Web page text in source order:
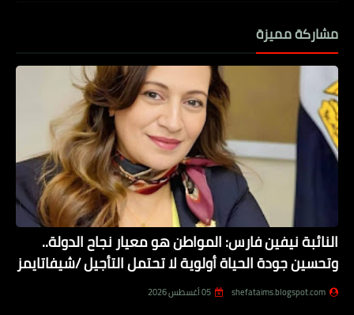
مشاركة مميزة
النائبة نيفين فارس: المواطن هو معيار نجاح الدولة..
وتحسين جودة الحياة أولوية لا تحتمل التأجيل /شيفاتايمز
shefataims.blogspot.com 05 أغسطس 2026